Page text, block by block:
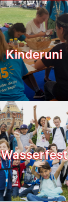
Kinderuni
Wasserfest